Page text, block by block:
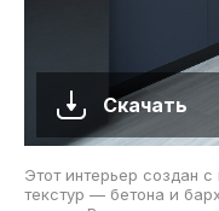
Скачать
Этот интерьер создан
текстур — бетона и